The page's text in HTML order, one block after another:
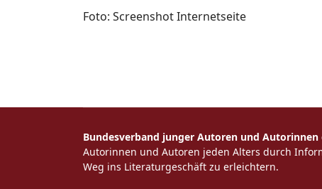
Foto: Screenshot Internetseite
Bundesverband junger Autoren und Autorinnen
Autorinnen und Autoren jeden Alters durch
Weg ins Literaturgeschäft zu erleichtern.